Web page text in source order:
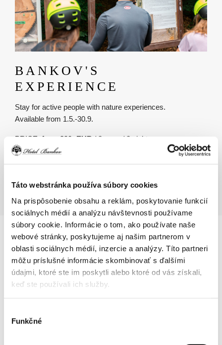
Táto webstránka používa súbory cookies
Na prispôsobenie obsahu a reklám, poskytovanie funkcií
sociálnych médií a analýzu návštevnosti používame
súbory cookie. Informácie o tom, ako používate naše
webové stránky, poskytujeme aj našim partnerom v
oblasti sociálnych médií, inzercie a analýzy. Títo partneri
môžu príslušné informácie skombinovať s ďalšími
údajmi, ktoré ste im poskytli alebo ktoré od vás získali,
keď ste používali ich služby.
súhlasu
Funkčné
BANKOV'S
EXPERIENCE
Stay for active people with nature experiences.
Available from 1.5.-30.9.
PRICE: from 290,-EUR / 2 pers. / 2 nights
Obrázok